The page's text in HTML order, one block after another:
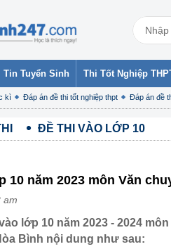
Tin Tuyển Sinh Thi Tốt Nghiệp
kì Đáp án đề thi tốt nghiệp thpt Đáp án đề
ĐỀ THI VÀO LỚP 10
10 năm 2023 môn Văn
am
lớp 10 năm 2023 - 2024
Bình nội dung như sau: